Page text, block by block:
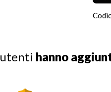
utenti hanno